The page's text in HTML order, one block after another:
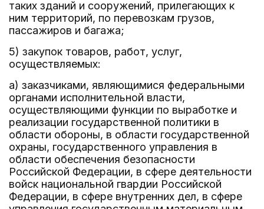
таких зданий и сооружений, прилегающих к
ним территорий, по перевозкам грузов,
пассажиров и багажа;
5) закупок товаров, работ, услуг,
осуществляемых:
а) заказчиками, являющимися федеральными
органами исполнительной власти,
осуществляющими функции по выработке и
реализации государственной политики в
области обороны, в области государственной
охраны, государственного управления в
области обеспечения безопасности
Российской Федерации, в сфере деятельности
войск национальной гвардии Российской
Федерации, в сфере внутренних дел, в сфере